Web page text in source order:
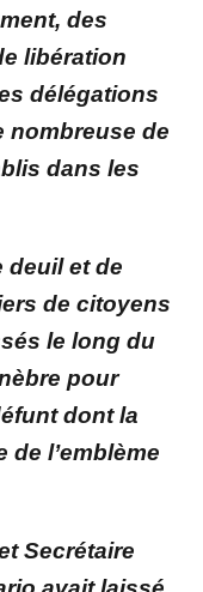
des
libération
délégations
nombreuse de
dans les
deuil et de
de citoyens
le long du
pour
dont la
l’emblème
Secrétaire